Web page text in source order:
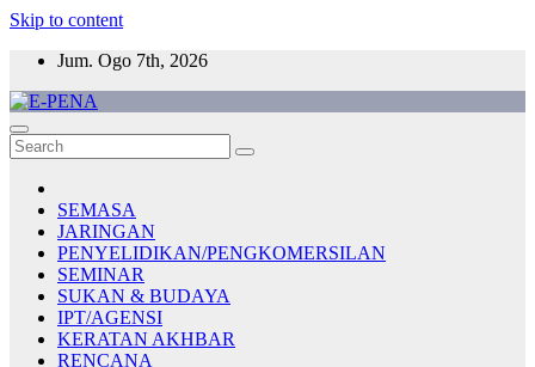
Skip to content
Jum. Ogo 7th, 2026
E-PENA
Berita Digital Terkini
SEMASA
JARINGAN
PENYELIDIKAN/PENGKOMERSILAN
SEMINAR
SUKAN & BUDAYA
IPT/AGENSI
KERATAN AKHBAR
RENCANA